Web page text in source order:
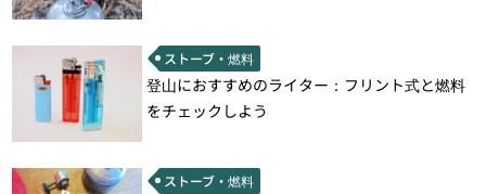
ストーブ・燃料
登山におすすめのライター：フリント式と燃料
をチェックしよう
ストーブ・燃料